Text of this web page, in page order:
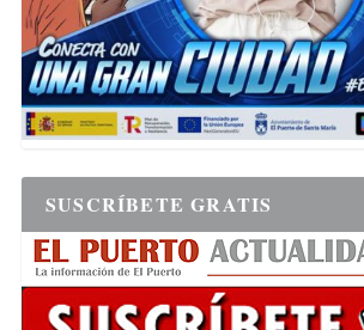
SUSCRÍBETE GRATIS